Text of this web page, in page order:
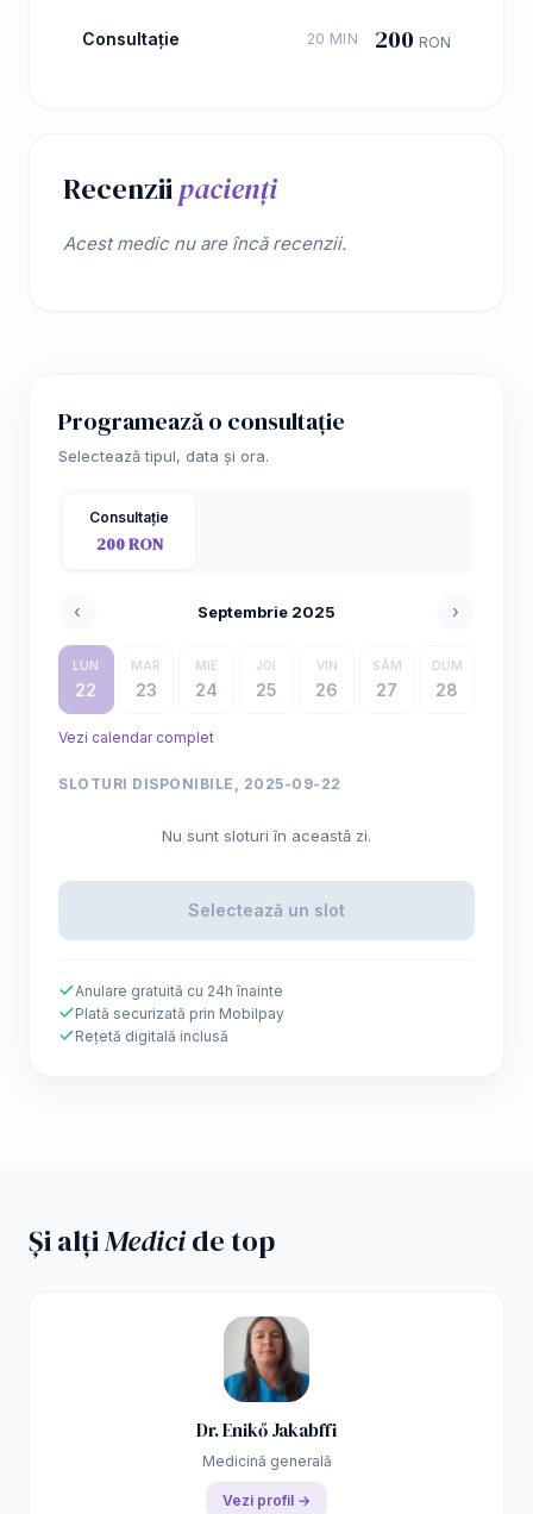
Consultație 20 MIN 200 RON
Recenziipacienți
Acest medic nu are încă recenzii.
Programează o consultație
Selectează tipul, data și ora.
Consultație
200 RON
‹ Septembrie 2025 ›
LUN
22
MAR
23
MIE
24
JOI
25
VIN
26
SÂM
27
DUM
28
Vezi calendar complet
SLOTURI DISPONIBILE, 2025-09-22
Nu sunt sloturi în această zi.
Selectează un slot
Anulare gratuită cu 24h înainte
Plată securizată prin Mobilpay
Rețetă digitală inclusă
Și alțiMedicide top
Dr. Enikő Jakabffi
Medicină generală
Vezi profil →